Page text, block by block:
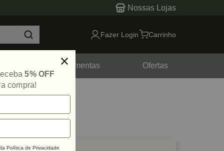
Nossas Lojas
Fazer Login Carrinho
Ferramentas Ofertas
5% OFF
compra!
Política de Privacidade